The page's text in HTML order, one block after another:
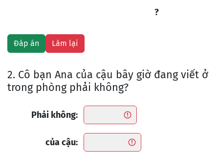
?
2. Cô bạn Ana của cậu bây giờ đang viết ở
trong phòng phải không?
Phải không:
của cậu: